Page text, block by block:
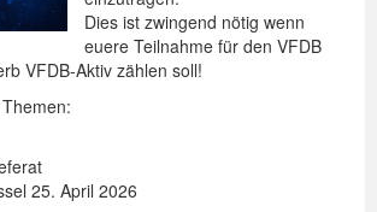
Dies ist zwingend nötig wenn
euere Teilnahme für den VFDB
VFDB-Aktiv zählen soll!
25. April 2026